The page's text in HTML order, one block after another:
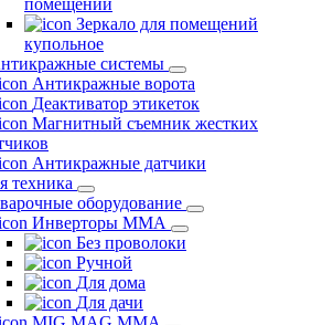
помещений
Зеркало для помещений
купольное
системы
Антикражные ворота
Деактиватор этикеток
Магнитный съемник жестких
Антикражные датчики
техника
оборудование
Инверторы ММА
Без проволоки
Ручной
Для дома
Для дачи